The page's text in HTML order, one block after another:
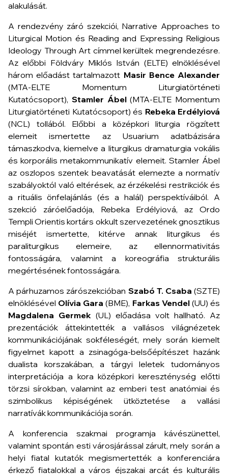
alakulását.
A rendezvény záró szekciói, Narrative Approaches to
Liturgical Motion és Reading and Expressing Religious
Ideology Through Art címmel kerültek megrendezésre.
Az előbbi Földváry Miklós István (ELTE) elnöklésével
három előadást tartalmazott Masir Bence Alexander
(MTA-ELTE Momentum Liturgiatörténeti
Kutatócsoport), Stamler Ábel(MTA-ELTE Momentum
Liturgiatörténeti Kutatócsoport) és Rebeka Erdélyiová
(NCL) tollából. Előbbi a középkori liturgia rögzített
elemeit ismertette az Usuarium adatbázisára
támaszkodva, kiemelve a liturgikus dramaturgia vokális
és korporális metakommunikatív elemeit. Stamler Ábel
az oszlopos szentek beavatását elemezte a normatív
szabályoktól való eltérések, az érzékelési restrikciók és
a rituális önfelajánlás (és a halál) perspektíváiból. A
szekció záróelőadója, Rebeka Erdélyiová, az Ordo
Templi Orientis kortárs okkult szervezetének gnosztikus
miséjét ismertette, kitérve annak liturgikus és
paraliturgikus elemeire, az ellennormativitás
fontosságára, valamint a koreográfia strukturális
megértésének fontosságára.
A párhuzamos zárószekcióban Szabó T. Csaba (SZTE)
elnöklésével Olívia Gara (BME), Farkas Vendel(UU) és
Magdalena Germek (UL) előadása volt hallható. Az
prezentációk áttekintették a vallásos világnézetek
kommunikációjának sokféleségét, mely során kiemelt
figyelmet kapott a zsinagóga-belsőépítészet hazánk
dualista korszakában, a tárgyi leletek tudományos
interpretációja a kora középkori kereszténység előtti
törzsi sírokban, valamint az emberi test anatómiai és
szimbolikus képiségének ütköztetése a vallási
narratívák kommunikációja során.
A konferencia szakmai programja kávészünettel,
valamint spontán esti városjárással zárult, mely során a
helyi fiatal kutatók megismertették a konferenciára
érkező fiatalokkal a város éjszakai arcát és kulturális